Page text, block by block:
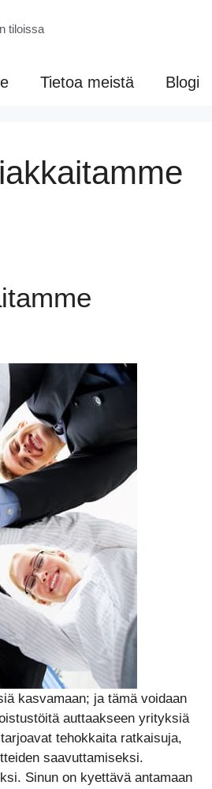
tiloissa
Tietoa meistä Blogi
kasvamaan; ja tämä voidaan
auttaakseen yrityksiä
tehokkaita ratkaisuja,
saavuttamiseksi.
Sinun on kyettävä antamaan